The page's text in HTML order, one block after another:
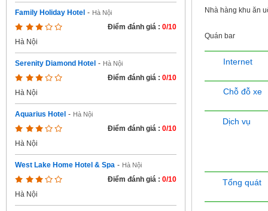
Family Holiday Hotel - Hà Nội
Điểm đánh giá : 0/10
Hà Nội
Serenity Diamond Hotel - Hà Nội
Điểm đánh giá : 0/10
Hà Nội
Aquarius Hotel - Hà Nội
Điểm đánh giá : 0/10
Hà Nội
West Lake Home Hotel & Spa - Hà Nội
Điểm đánh giá : 0/10
Hà Nội
Nhà hàng khu ăn
Quán bar
Internet
Chỗ đỗ xe
Dịch vụ
Tổng quát